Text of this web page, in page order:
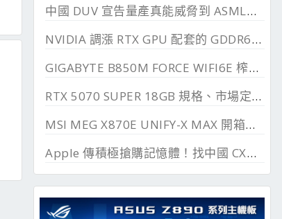
中國 DUV 宣告量產真能威脅到 ASML？外媒稱相差甚遠
NVIDIA 調漲 RTX GPU 配套的 GDDR6、GDDR7 價格
GIGABYTE B850M FORCE WIFI6E 榨乾長鑫24G DDR
RTX 5070 SUPER 18GB 規格、市場定位與可能推出時間
MSI MEG X870E UNIFY-X MAX 開箱測試, 2 DIMM 的超頻優化
Apple 傳積極搶購記憶體！找中國 CXMT 談價格碰壁